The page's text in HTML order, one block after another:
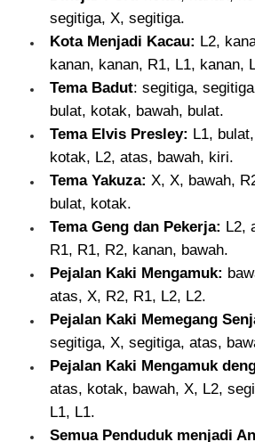
segitiga, X, segitiga.
Kota Menjadi Kacau: L2,
kanan, kanan, R1, L1, kanan,
Tema Badut: segitiga,
bulat, kotak, bawah, bulat.
Tema Elvis Presley: L1,
kotak, L2, atas, bawah, kiri.
Tema Yakuza: X, X, bawah,
bulat, kotak.
Tema Geng dan Pekerja: L2,
R1, R1, R2, kanan, bawah.
Pejalan Kaki Mengamuk:
atas, X, R2, R1, L2, L2.
Pejalan Kaki Memegang
segitiga, X, segitiga, atas,
Pejalan Kaki Mengamuk
atas, kotak, bawah, X, L2,
L1, L1.
Semua Penduduk menjadi